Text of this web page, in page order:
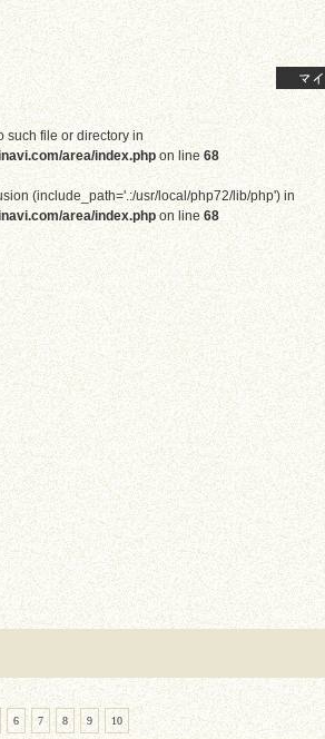
such file or directory in
area/index.phpon line68
(include_path='.:/usr/local/php72/lib/php') in
area/index.phpon line68
6 7 8 9 10